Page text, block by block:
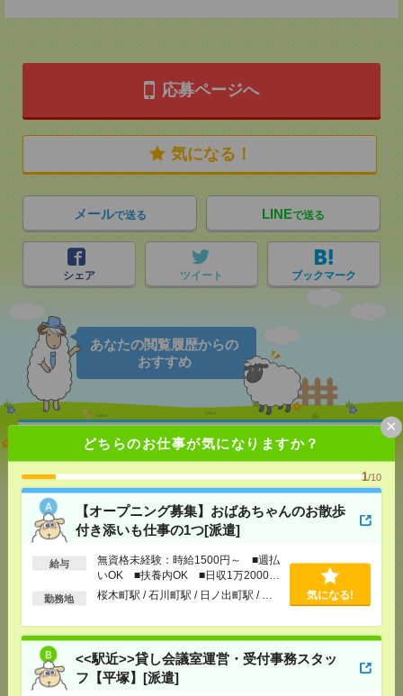
どちらのお仕事が気になりますか？
1/10
【オープニング募集】おばあちゃんのお散歩
付き添いも仕事の1つ[派遣]
給与
無資格未経験：時給1500円～ ■週払
いOK ■扶養内OK ■日収1万2000円
以上
勤務地 桜木町駅 / 石川町駅 / 日ノ出町駅 / … 気になる!
<<駅近>>貸し会議室運営・受付事務スタッ
フ【平塚】[派遣]
×
応募ページへ
気になる！
メールで送る LINEで送る
シェア ツイート ブックマーク
あなたの閲覧履歴からの
おすすめ
【オープニング募集】おばあちゃんのお散歩付き添
[給 与]無資格未経験：時給1500円～ ■週払い
OK ■扶養内OK ■日収1万2000円以上
[交通費]
交通費全額支給
[勤務地]桜木町駅
<<駅近>>貸し会議室運営・受付事務スタッフ【平
塚】[派遣]
[給 与]時給1500円＋交
[交通費]
交通費実費支給（当社規定あり）
[勤務地]
平塚駅から徒歩3分
気になる！